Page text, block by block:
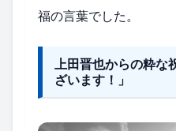
福の言葉でした。
上田晋也からの粋な
ざいます！」